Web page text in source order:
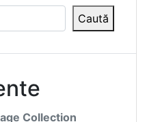
Caută
Collection